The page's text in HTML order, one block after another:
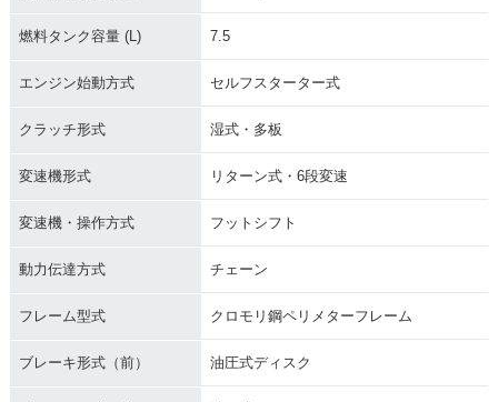
燃料タンク容量 (L) 7.5
エンジン始動方式 セルフスターター式
クラッチ形式 湿式・多板
変速機形式 リターン式・6段変速
変速機・操作方式 フットシフト
動力伝達方式 チェーン
フレーム型式 クロモリ鋼ペリメターフレーム
ブレーキ形式（前） 油圧式ディスク